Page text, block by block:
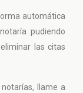
automática
pudiendo
las citas
llame a